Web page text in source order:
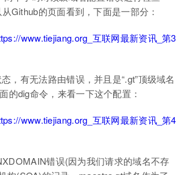
Github的页面看到，下面是一部分：
，有无法路由错误，并且是“.gt”顶级域名
的dig命令，来看一下这个配置：
错误(因为我们请求的域名不存